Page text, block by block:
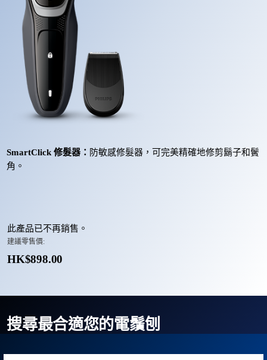
SmartClick 修髮器： 防敏感修髮器，可完美精確地修剪鬍子和鬢
角。
此產品已不再銷售。
建議零售價:
HK$898.00
搜尋最合適您的電鬚刨